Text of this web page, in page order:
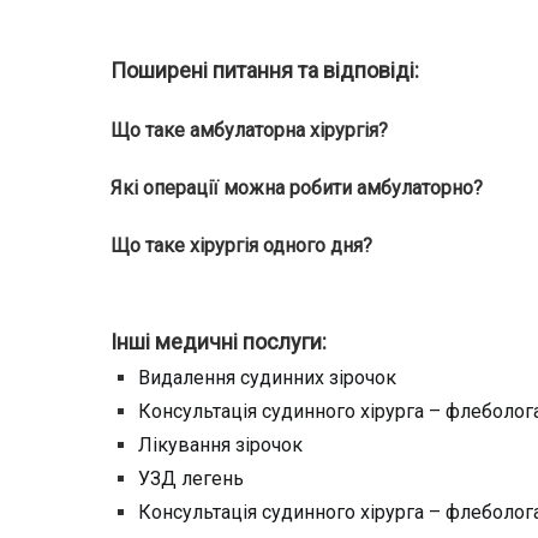
Поширені питання та відповіді:
Що таке амбулаторна хірургія?
Які операції можна робити амбулаторно?
Що таке хірургія одного дня?
Інші медичні послуги:
Видалення судинних зірочок
Консультація судинного хірурга –
Лікування зірочок
УЗД легень
Консультація судинного хірурга –